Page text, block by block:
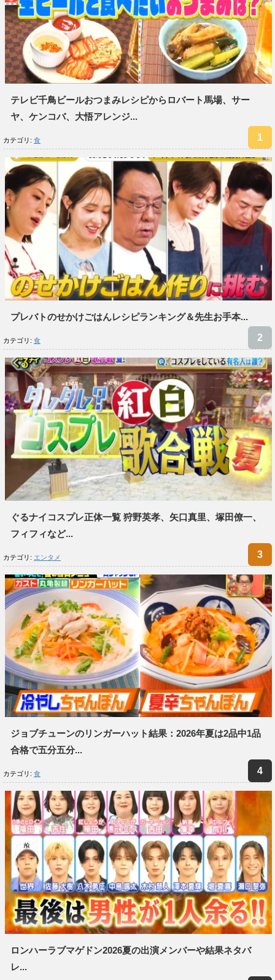
テレビ千鳥ビールおつまみレシピからロバート馬場、サー
ヤ、ケンコバ、大悟アレンジ...
カテゴリ: 食
プレバトのせかけごはんレシピランキング＆先生お手本...
カテゴリ: 食
ぐるナイコスプレ正体一覧 狩野英孝、矢口真里、塚田僚一、
フィフィなど...
カテゴリ: エンタメ
ジョブチューンのリンガーハット結果：2026年夏は2品中1品
合格で五分五分...
カテゴリ: 食
ロンハーラブマゲドン2026夏の出演メンバーや結果ネタバ
レ...